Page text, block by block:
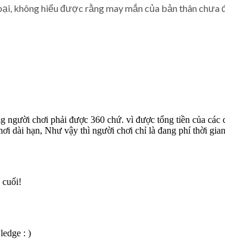
không hiểu được rằng may mắn của bản thân chưa